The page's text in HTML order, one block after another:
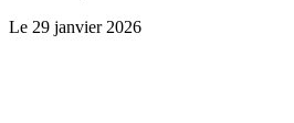
Le 29 janvier 2026